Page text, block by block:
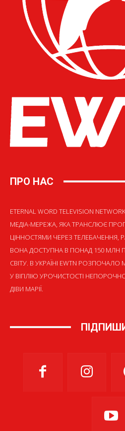
ПРО НАС
ETERNAL WORD TELEVISION
МЕДІА-МЕРЕЖА, ЯКА ТРАНСЛЮЄ
ЦІННОСТЯМИ ЧЕРЕЗ ТЕЛЕБАЧЕННЯ,
ВОНА ДОСТУПНА В ПОНАД 150 МЛН
СВІТУ. В УКРАЇНІ EWTN
У ВІГІЛІЮ УРОЧИСТОСТІ
ДІВИ МАРІЇ.